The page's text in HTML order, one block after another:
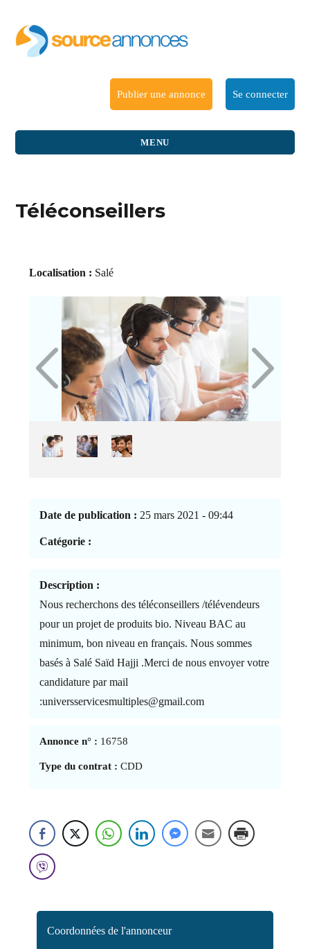
Publier une annonce Se connecter
MENU
Téléconseillers
Localisation : Salé
Date de publication : 25 mars 2021 - 09:44
Catégorie :
Description :
Nous recherchons des téléconseillers /télévendeurs
pour un projet de produits bio. Niveau BAC au
minimum, bon niveau en français. Nous sommes
basés à Salé Saïd Hajji .Merci de nous envoyer votre
candidature par mail
:universservicesmultiples@gmail.com
Annonce n° : 16758
Type du contrat : CDD
Coordonnées de l'annonceur